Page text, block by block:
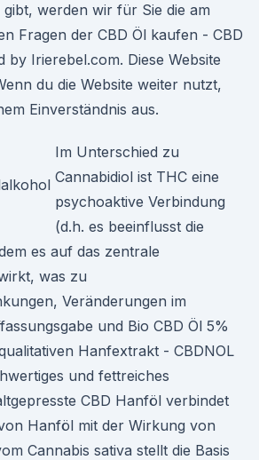
werden wir für Sie die am
Fragen der CBD Öl kaufen - CBD
by Irierebel.com. Diese Website
du die Website weiter nutzt,
Einverständnis aus.
Im Unterschied zu
Cannabidiol ist THC eine
psychoaktive Verbindung
(d.h. es beeinflusst die
es auf das zentrale
was zu
Veränderungen im
und Bio CBD Öl 5%
Hanfextrakt - CBDNOL
und fettreiches
CBD Hanföl verbindet
Hanföl mit der Wirkung von
Cannabis sativa stellt die Basis